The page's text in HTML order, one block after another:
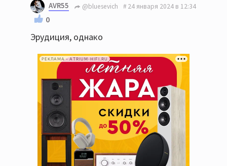
AVR55 @bluesevich 24 января 2024 в 12:34
0
Эрудиция, однако
РЕКЛАМА • ATRIUM-HIFI.RU